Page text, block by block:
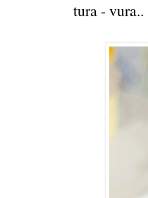
tura - vura..